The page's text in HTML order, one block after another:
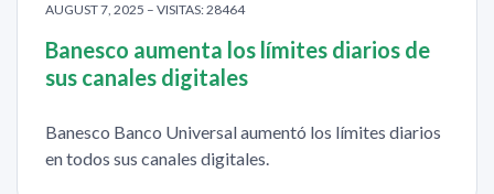
AUGUST 7, 2025 – VISITAS: 28464
Banesco aumenta los límites diarios de
sus canales digitales
Banesco Banco Universal aumentó los límites diarios
en todos sus canales digitales.